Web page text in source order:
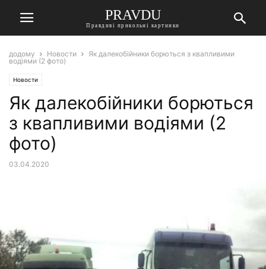
PRAVDU
Правдиві прикольні картинки
додому Новости
Як далекобійники борються з квапливими
водіями (2 фото)
Новости
Як далекобійники борються
з квапливими водіями (2
фото)
03.04.2020